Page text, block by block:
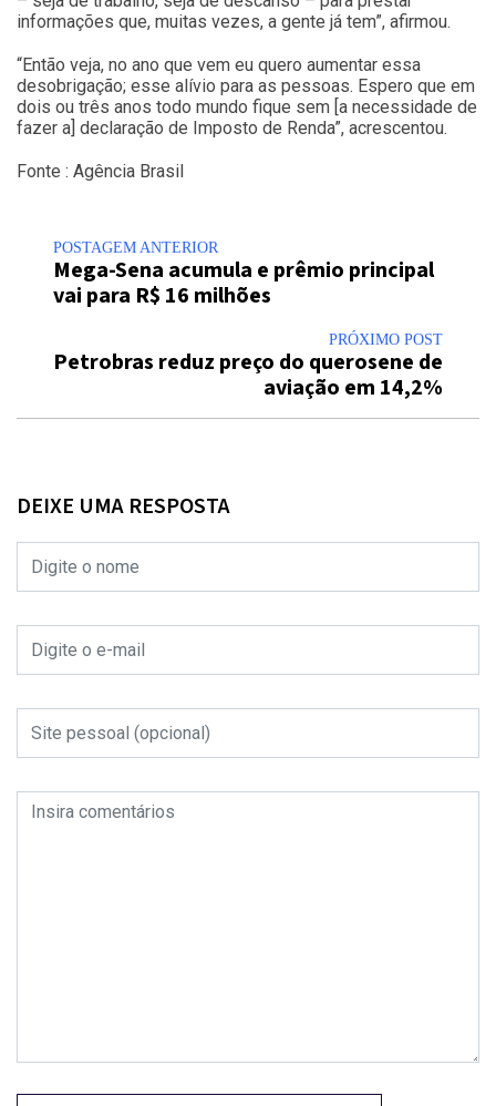
informações que, muitas vezes, a gente já tem”, afirmou.
“Então veja, no ano que vem eu quero aumentar essa
desobrigação; esse alívio para as pessoas. Espero que em
dois ou três anos todo mundo fique sem [a necessidade de
fazer a] declaração de Imposto de Renda”, acrescentou.
Fonte : Agência Brasil
POSTAGEM ANTERIOR
Mega-Sena acumula e prêmio principal
vai para R$ 16 milhões
PRÓXIMO POST
Petrobras reduz preço do querosene de
aviação em 14,2%
DEIXE UMA RESPOSTA